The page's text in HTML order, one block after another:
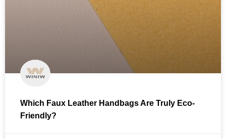
Which Faux Leather Handbags Are Truly Eco-
Friendly?